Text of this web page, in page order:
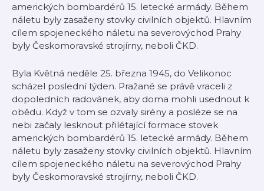
amerických bombardérů 15. letecké armády. Během
náletu byly zasaženy stovky civilních objektů. Hlavním
cílem spojeneckého náletu na severovýchod Prahy
byly Českomoravské strojírny, neboli ČKD.
Byla Květná neděle 25. března 1945, do Velikonoc
scházel poslední týden. Pražané se právě vraceli z
dopoledních radovánek, aby doma mohli usednout k
obědu. Když v tom se ozvaly sirény a posléze se na
nebi začaly lesknout přilétající formace stovek
amerických bombardérů 15. letecké armády. Během
náletu byly zasaženy stovky civilních objektů. Hlavním
cílem spojeneckého náletu na severovýchod Prahy
byly Českomoravské strojírny, neboli ČKD.